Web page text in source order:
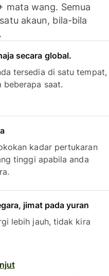
mata wang. Semua
akaun, bila-bila
secara global.
tersedia di satu tempat,
beberapa saat.
kadar pertukaran
tinggi apabila anda
jimat pada yuran
lebih jauh, tidak kira